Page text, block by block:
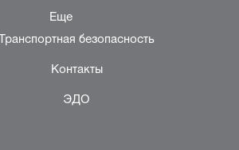
Еще
Транспортная безопасность
Контакты
ЭДО